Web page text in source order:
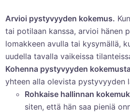
Arvioi pystyvyyden kokemus.
tai potilaan kanssa, arvioi hänen
lomakkeen avulla tai kysymällä,
uudella tavalla vaikeissa
Kohenna pystyvyyden
yhteen alla olevista pystyvyyden
Rohkaise hallinnan
siten, että hän saa pieniä